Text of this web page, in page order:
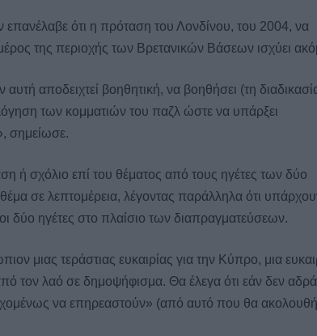
ότι η πρόταση του Λονδίνου, του 2004, να
της περιοχής των Βρετανικών Βάσεων ισχύει
αποδειχτεί βοηθητική, να βοηθήσει (τη
των κομματιών του παζλ ώστε να υπάρξει
σημείωσε.
ή σχόλιο επί του θέματος από τους ηγέτες των δύο
θέμα σε λεπτομέρεια, λέγοντας παράλληλα ότι
δύο ηγέτες στο πλαίσιο των διαπραγματεύσεων.
μιας τεράστιας ευκαιρίας για την Κύπρο, μια
τον λαό σε δημοψήφισμα. Θα έλεγα ότι εάν δεν
να επηρεαστούν» (από αυτό που θα